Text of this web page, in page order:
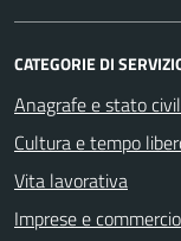
CATEGORIE DI
Anagrafe e stato
Cultura e tempo
Vita lavorativa
Imprese e commercio